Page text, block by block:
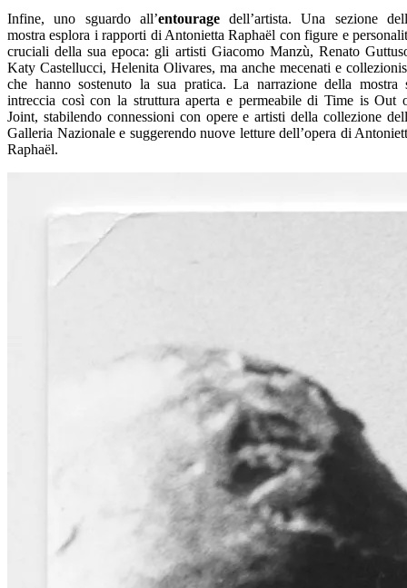
Infine, uno sguardo all’entouragedell’artista. Una sezione
mostra esplora i rapporti di Antonietta Raphaël con figure e
cruciali della sua epoca: gli artisti Giacomo Manzù, Renato
Katy Castellucci, Helenita Olivares, ma anche mecenati e
che hanno sostenuto la sua pratica. La narrazione della mostra
intreccia così con la struttura aperta e permeabile di Time is Out
Joint, stabilendo connessioni con opere e artisti della collezione
Galleria Nazionale e suggerendo nuove letture dell’opera di
Raphaël.